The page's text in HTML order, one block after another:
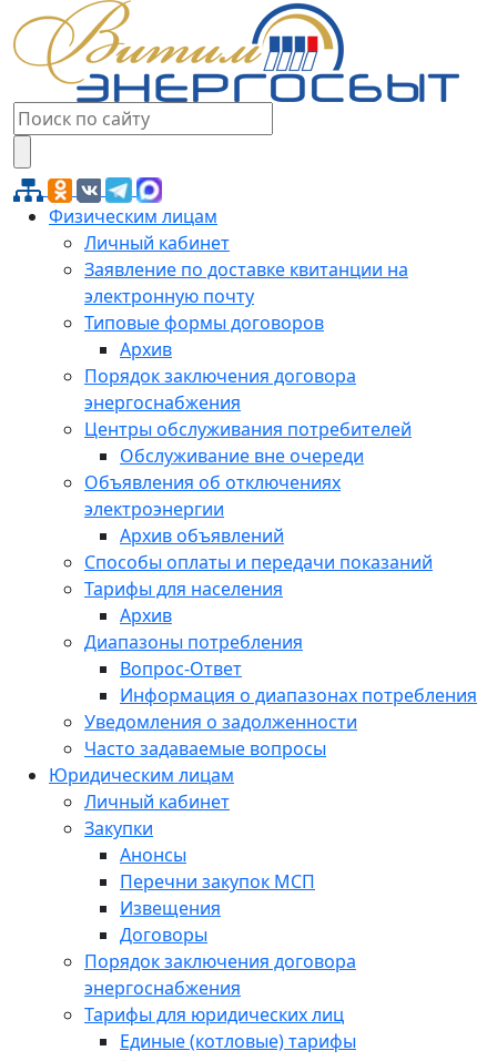
Физическим лицам
Личный кабинет
Заявление по доставке квитанции на
электронную почту
Типовые формы договоров
Архив
Порядок заключения договора
энергоснабжения
Центры обслуживания потребителей
Обслуживание вне очереди
Объявления об отключениях
электроэнергии
Архив объявлений
Способы оплаты и передачи показаний
Тарифы для населения
Архив
Диапазоны потребления
Вопрос-Ответ
Информация о диапазонах потребления
Уведомления о задолженности
Часто задаваемые вопросы
Юридическим лицам
Личный кабинет
Закупки
Анонсы
Перечни закупок МСП
Извещения
Договоры
Порядок заключения договора
энергоснабжения
Тарифы для юридических лиц
Единые (котловые) тарифы